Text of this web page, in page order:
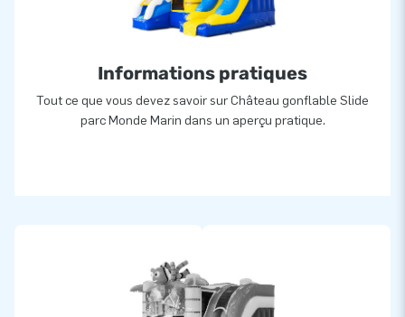
Informations pratiques
Tout ce que vous devez savoir sur Château gonflable Slide
parc Monde Marin dans un aperçu pratique.